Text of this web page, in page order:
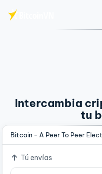
Intercambia
tu
Bitcoin - A Peer To Peer
Tú envías